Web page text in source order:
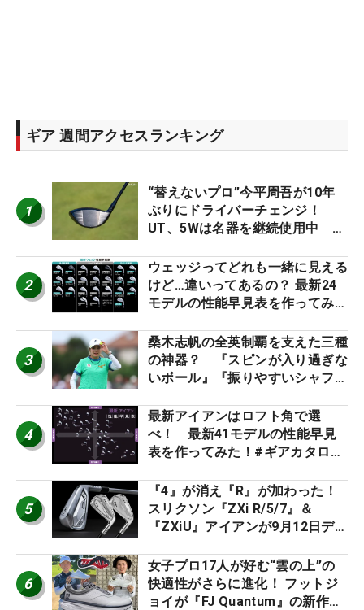
ギア 週間アクセスランキング
1
“替えないプロ”今平周吾が10年
ぶりにドライバーチェンジ！
UT、5Wは名器を継続使用中 #
2
ウェッジってどれも一緒に見える
けど…違いってあるの？ 最新24
モデルの性能早見表を作ってみ
3
桑木志帆の全英制覇を支えた三種
の神器？ 『スピンが入り過ぎな
いボール』『振りやすいシャフ
ー』 #女子プロセッティング
4
最新アイアンはロフト角で選
べ！ 最新41モデルの性能早見
表を作ってみた！#ギアカタログ
5
『4』が消え『R』が加わった！
スリクソン『ZXi R/5/7』＆
『ZXiU』アイアンが9月12日デ
6
女子プロ17人が好む“雲の上”の
快適性がさらに進化！ フットジ
ョイが『FJ Quantum』の新作を